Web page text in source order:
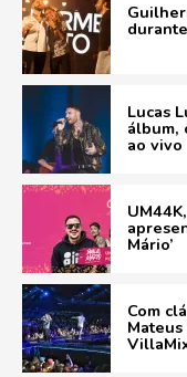
Lucas
álbum,
ao vivo
Mário’
Com